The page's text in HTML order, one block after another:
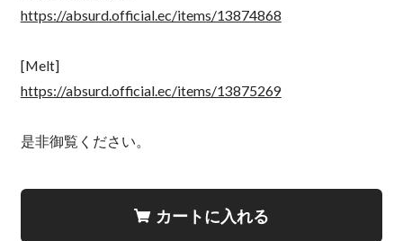
https://absurd.official.ec/items/13874868
[Melt]
https://absurd.official.ec/items/13875269
是非御覧ください。
カートに入れる